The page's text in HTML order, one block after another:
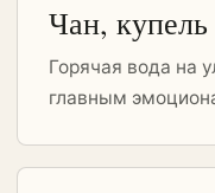
Чан, купель
Горячая вода на
главным